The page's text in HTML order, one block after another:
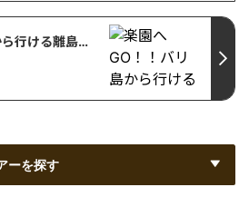
楽園へGO！！バリ島から行ける離島特集！！【バリ島・観光情報】
ーを探す